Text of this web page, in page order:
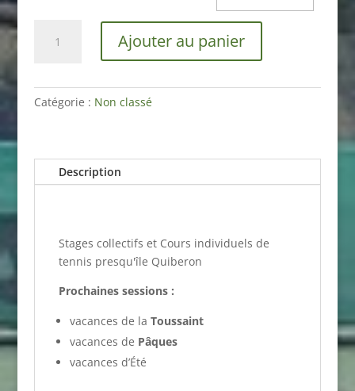
/
tennis
Ajouter au panier
Catégorie : Non classé
Description
Stages collectifs et Cours individuels de
tennis presqu'île Quiberon
Prochaines sessions :
vacances de la Toussaint
vacances de Pâques
vacances d’Été